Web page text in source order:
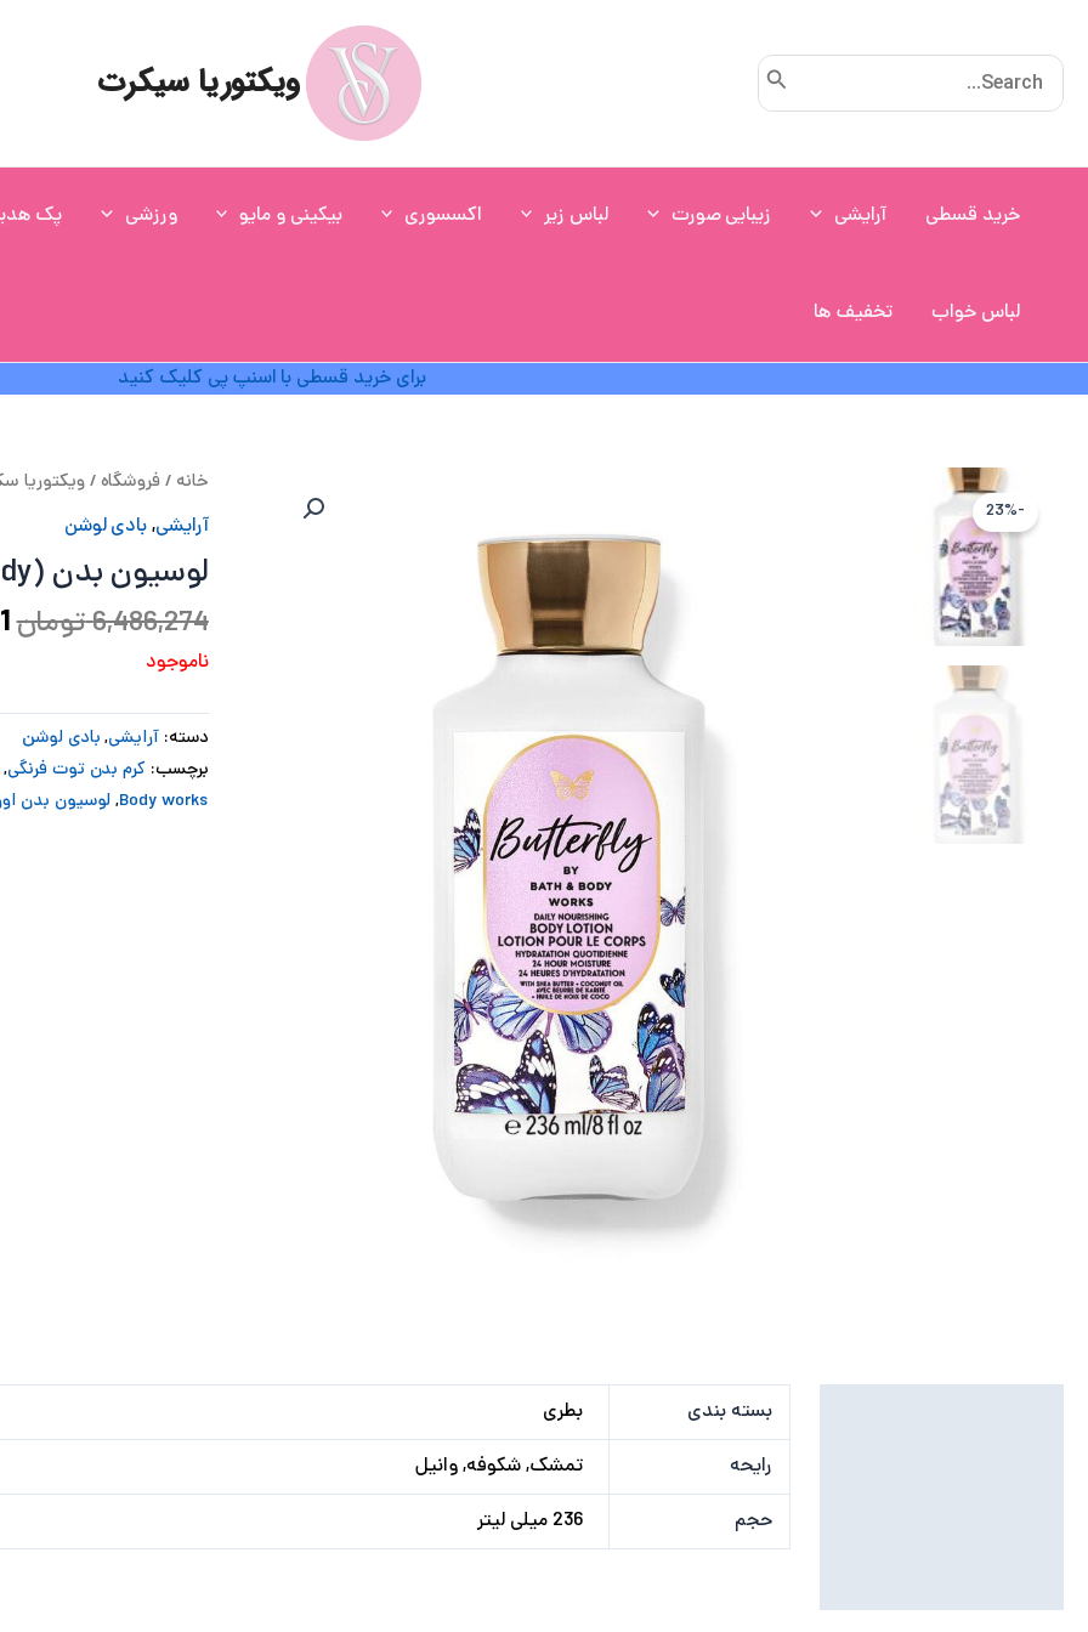
Search
for:
ویکتوریا سیکرت
خرید قسطی آرایشی زیبایی صورت لباس زیر اکسسوری بیکینی و مایو ورزشی پک
لباس خواب تخفیف ها
برای خرید قسطی با اسنپ پی کلیک کنید
-23%
خانه /فروشگاه/ویکتوریا
آرایشی,بادی لوشن
لوسیون بدن (Bath and body) Butterfly
6,486,274تومان
ناموجود
دسته: آرایشی,بادی لوشن
برچسب: کرم بدن توت فرنگی,
Body works
,لوسیون بدن
بسته بندی
بطری
رایحه
تمشک, شکوفه, وانیل
حجم
236 میلی لیتر